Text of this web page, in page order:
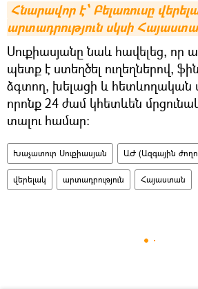
Հնարավոր է՝ Բելառուսը
արտադրություն սկսի
Սուքիասյանը նաև հավելեց, որ
պետք է ստեղծել ուղեղներով,
ձգտող, խելացի և հետևողական
որոնք 24 ժամ կհետևեն
տալու համար։
Խաչատուր Սուքիասյան ԱԺ (Ազգային
վերելակ արտադրություն Հայաստան